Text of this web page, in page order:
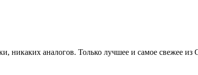
никаких аналогов. Только лучшее и самое свежее